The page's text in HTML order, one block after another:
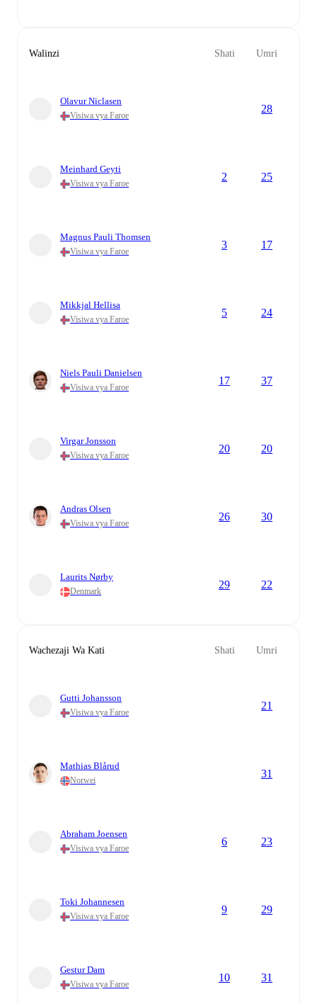
Walinzi Shati Umri
Olavur Niclasen
Visiwa vya Faroe
28
Meinhard Geyti
Visiwa vya Faroe
2 25
Magnus Pauli Thomsen
Visiwa vya Faroe
3 17
Mikkjal Hellisa
Visiwa vya Faroe
5 24
Niels Pauli Danielsen
Visiwa vya Faroe
17 37
Virgar Jonsson
Visiwa vya Faroe
20 20
Andras Olsen
Visiwa vya Faroe
26 30
Laurits Nørby
Denmark
29 22
Wachezaji Wa Kati Shati Umri
Gutti Johansson
Visiwa vya Faroe
21
Mathias Blårud
Norwei
31
Abraham Joensen
Visiwa vya Faroe
6 23
Toki Johannesen
Visiwa vya Faroe
9 29
Gestur Dam
Visiwa vya Faroe
10 31